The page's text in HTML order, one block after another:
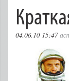
04.06.10 15:47